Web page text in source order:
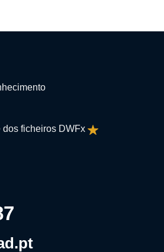
ficheiros DWFx